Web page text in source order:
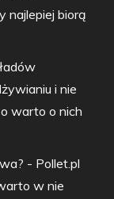
najlepiej biorą
i nie
warto o nich
- Pollet.pl
w nie